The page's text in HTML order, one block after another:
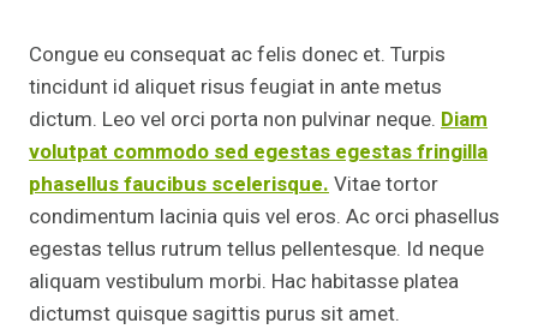
Congue eu consequat ac felis donec et. Turpis
tincidunt id aliquet risus feugiat in ante metus
dictum. Leo vel orci porta non pulvinar neque. Diam
volutpat commodo sed egestas egestas fringilla
phasellus faucibus scelerisque.Vitae tortor
condimentum lacinia quis vel eros. Ac orci phasellus
egestas tellus rutrum tellus pellentesque. Id neque
aliquam vestibulum morbi. Hac habitasse platea
dictumst quisque sagittis purus sit amet.